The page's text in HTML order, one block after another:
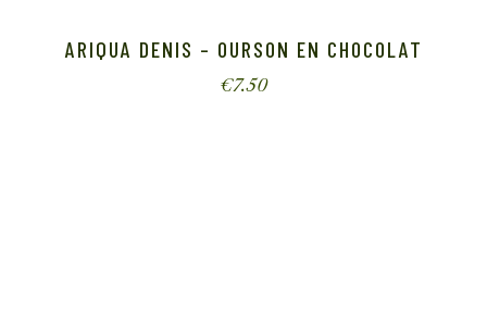
ARIQUA DENIS – OURSON EN CHOCOLAT
€7.50